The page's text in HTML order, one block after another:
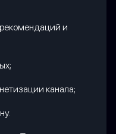
и
канала;